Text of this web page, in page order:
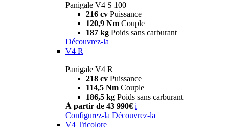
Panigale V4 S 100
216 cv Puissance
120,9 Nm Couple
187 kg Poids sans carburant
Découvrez-la
V4 R
Panigale V4 R
218 cv Puissance
114,5 Nm Couple
186,5 kg Poids sans carburant
À partir de 43 990€ i
Configurez-la Découvrez-la
V4 Tricolore